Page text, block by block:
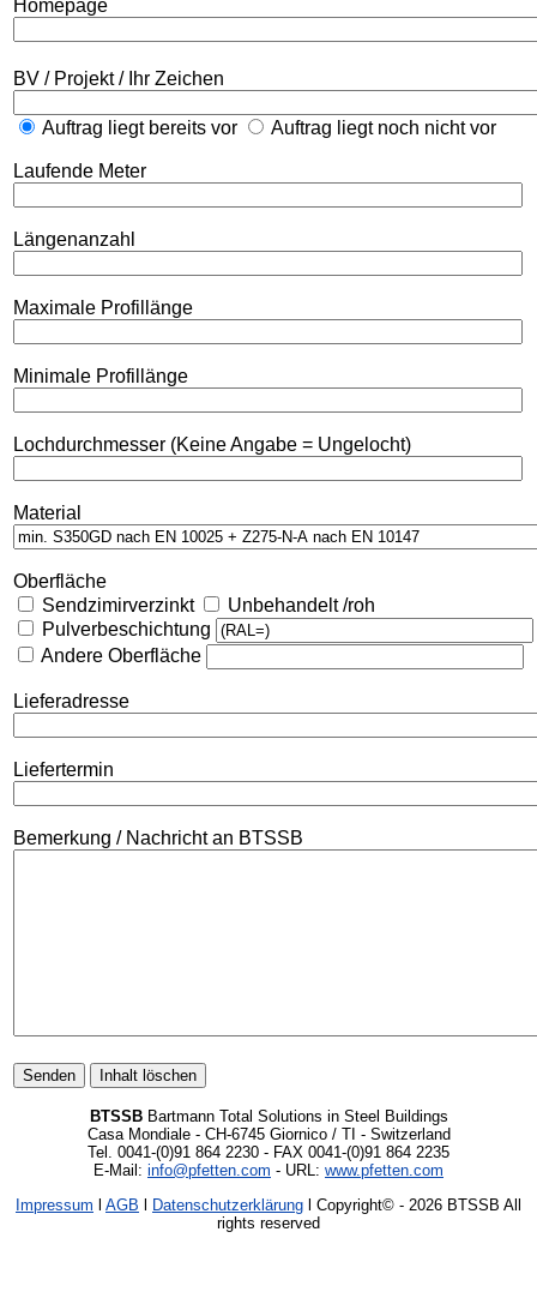
Homepage
BV / Projekt / Ihr Zeichen
Auftrag liegt bereits vor Auftrag liegt noch nicht vor
Laufende Meter
Längenanzahl
Maximale Profillänge
Minimale Profillänge
Lochdurchmesser (Keine Angabe = Ungelocht)
Material
Oberfläche
Sendzimirverzinkt
Unbehandelt /roh
Pulverbeschichtung
Andere Oberfläche
Lieferadresse
Liefertermin
Bemerkung / Nachricht an BTSSB
BTSSBBartmann Total Solutions in Steel Buildings
Casa Mondiale - CH-6745 Giornico / TI - Switzerland
Tel. 0041-(0)91 864 2230 - FAX 0041-(0)91 864 2235
E-Mail: info@pfetten.com - URL: www.pfetten.com
Impressum l AGB l Datenschutzerklärung l Copyright© - 2026 BTSSB All
rights reserved